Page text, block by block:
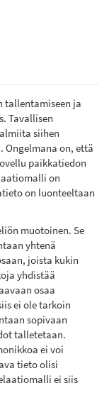
tallentamiseen ja
Tavallisen
siihen
Ongelmana on, että
paikkatiedon
on
on luonteeltaan
muotoinen. Se
yhtenä
joista kukin
yhdistää
osaa
ei ole tarkoin
sopivaan
talletetaan.
ei voi
tieto olisi
ei siis